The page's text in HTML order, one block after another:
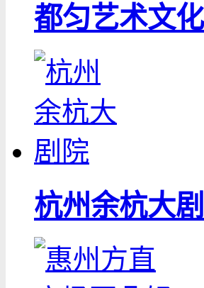
都匀艺术文
杭州余杭大